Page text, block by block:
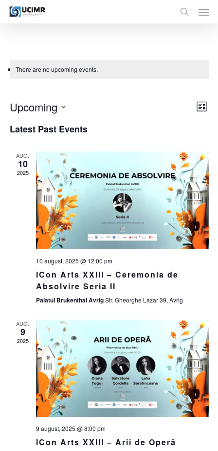
Skip
There are no upcoming events.
List
Upcoming
date.
Latest Past Events
AUG.
10
2025
10 august, 2025 @ 12:00 pm
ICon Arts XXIII – Ceremonia de
Absolvire Seria II
Palatul Brukenthal AvrigStr. Gheorghe Lazar 39, Avrig
AUG.
9
2025
9 august, 2025 @ 8:00 pm
ICon Arts XXIII – Arii de Operă